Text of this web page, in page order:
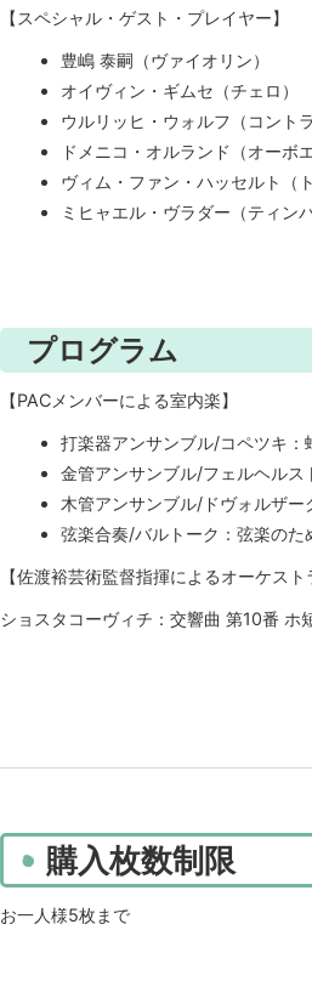
【スペシャル・ゲスト・プレイヤー】
豊嶋 泰嗣（ヴァイオリン）
オイヴィン・ギムセ（チェロ）
ウルリッヒ・ウォルフ（コントラ
ドメニコ・オルランド（オーボエ
ヴィム・ファン・ハッセルト（
ミヒャエル・ヴラダー（ティンパ
プログラム
【PACメンバーによる室内楽】
打楽器アンサンブル/コペツキ：
金管アンサンブル/フェルヘル
木管アンサンブル/ドヴォルザー
弦楽合奏/バルトーク：弦楽の
【佐渡裕芸術監督指揮によるオーケスト
ショスタコーヴィチ：交響曲 第10番 ホ
購入枚数制限
お一人様5枚まで